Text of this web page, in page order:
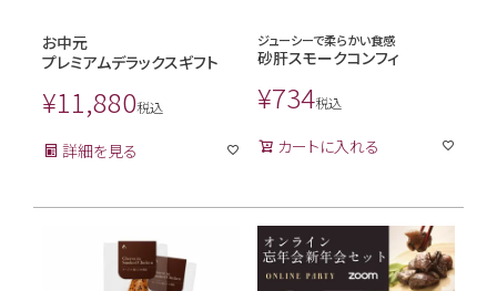
お中元
プレミアムデラックスギフト
¥11,880税込
詳細を見る
ジューシーで柔らかい食感
砂肝スモークコンフィ
¥734税込
カートに入れる